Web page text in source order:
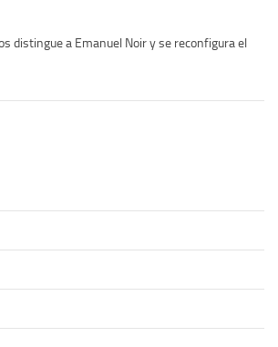
distingue a Emanuel Noir y se reconfigura el